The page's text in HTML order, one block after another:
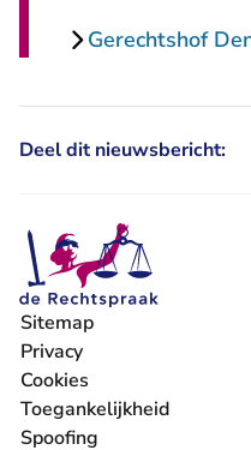
Gerechtshof
Deel dit nieuwsbericht:
Sitemap
Privacy
Cookies
Toegankelijkheid
Spoofing